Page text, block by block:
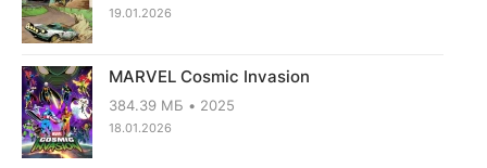
19.01.2026
MARVEL Cosmic Invasion
384.39 МБ 2025
18.01.2026